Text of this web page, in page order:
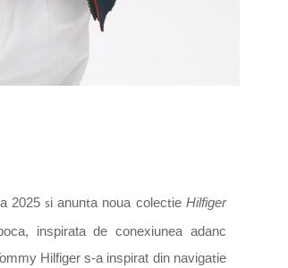
2025 si anuntanoua colectie Hilfiger
inspirata de conexiunea adanc
Hilfiger s-a inspirat din navigatie